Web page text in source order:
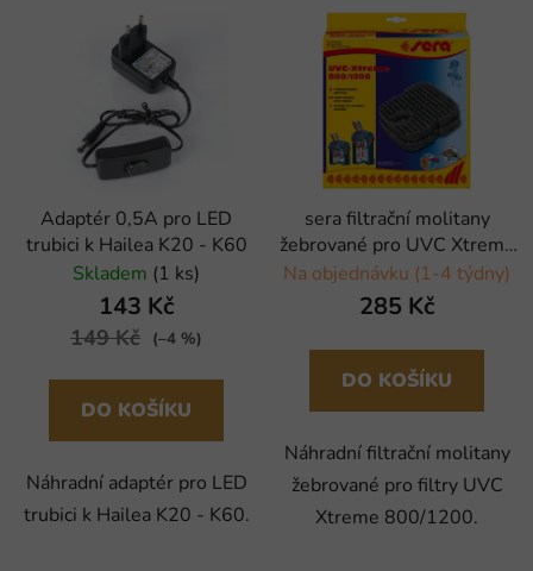
Adaptér 0,5A pro LED
trubici k Hailea K20 - K60
Skladem (1 ks)
143 Kč
149 Kč (–4 %)
DO KOŠÍKU
Náhradní adaptér pro LED
trubici k Hailea K20 - K60.
sera filtrační molitany
žebrované pro UVC Xtreme
800/1200 - 2 ks
Na objednávku (1-4 týdny)
285 Kč
DO KOŠÍKU
Náhradní filtrační molitany
žebrované pro filtry UVC
Xtreme 800/1200.